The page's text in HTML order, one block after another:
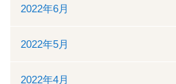
2022年6月
2022年5月
2022年4月